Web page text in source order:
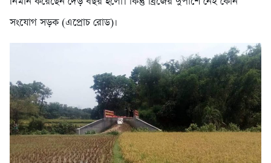
সংযোগ সড়ক (এপ্রোচ রোড)।